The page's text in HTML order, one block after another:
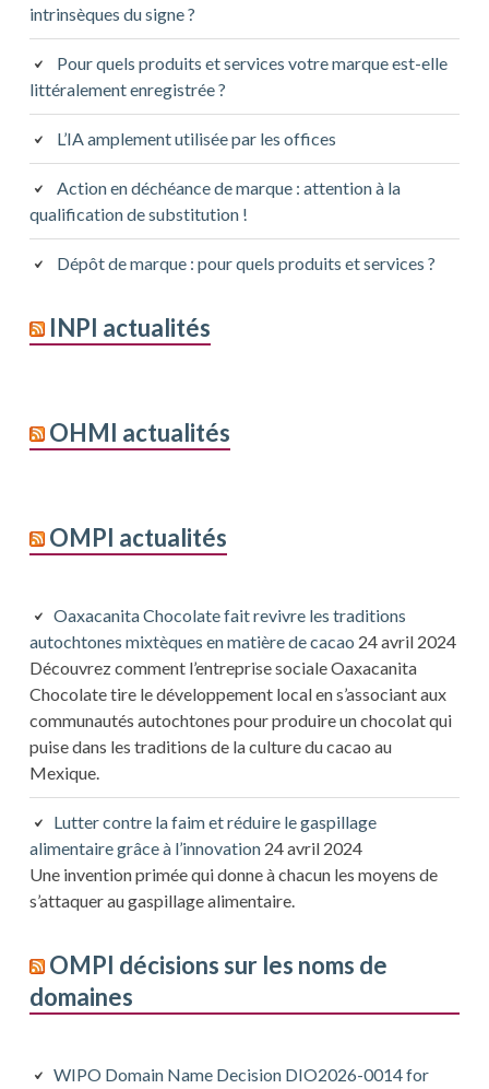
intrinsèques du signe ?
Pour quels produits et services votre marque est-elle
littéralement enregistrée ?
L’IA amplement utilisée par les offices
Action en déchéance de marque : attention à la
qualification de substitution !
Dépôt de marque : pour quels produits et services ?
INPI actualités
OHMI actualités
OMPI actualités
Oaxacanita Chocolate fait revivre les traditions
autochtones mixtèques en matière de cacao 24 avril 2024
Découvrez comment l’entreprise sociale Oaxacanita
Chocolate tire le développement local en s’associant aux
communautés autochtones pour produire un chocolat qui
puise dans les traditions de la culture du cacao au
Mexique.
Lutter contre la faim et réduire le gaspillage
alimentaire grâce à l’innovation 24 avril 2024
Une invention primée qui donne à chacun les moyens de
s’attaquer au gaspillage alimentaire.
OMPI décisions sur les noms de
domaines
WIPO Domain Name Decision DIO2026-0014 for